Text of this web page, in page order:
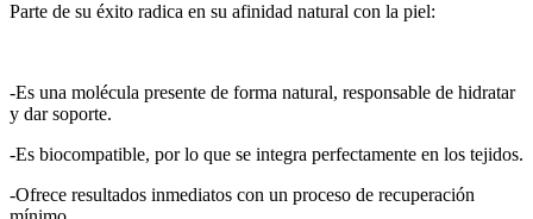
Parte de su éxito radica en su afinidad natural con la piel:
-Es una molécula presente de forma natural, responsable de hidratar
y dar soporte.
-Es biocompatible, por lo que se integra perfectamente en los tejidos.
-Ofrece resultados inmediatos con un proceso de recuperación